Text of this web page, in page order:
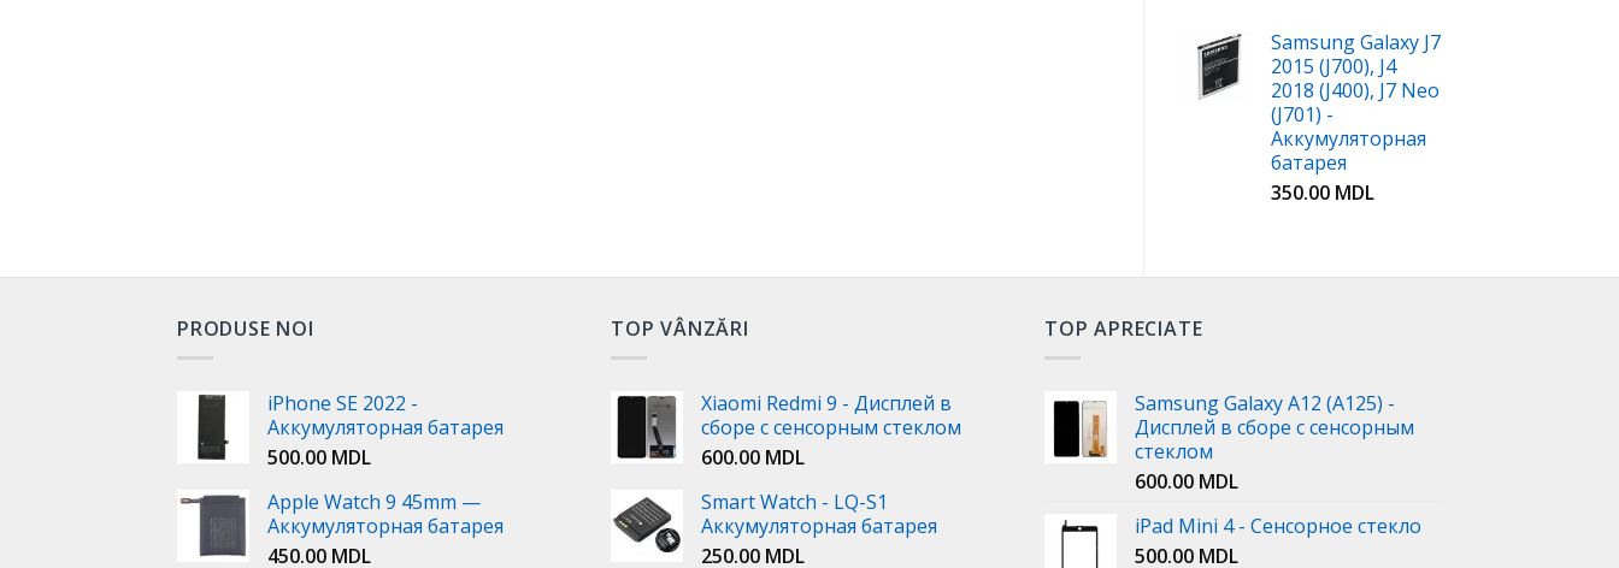
Samsung Galaxy J7
2015 (J700), J4
2018 (J400), J7 Neo
(J701) -
Аккумуляторная
батарея
350.00 MDL
PRODUSE NOI
iPhone SE 2022 -
Аккумуляторная батарея
500.00 MDL
Apple Watch 9 45mm —
Аккумуляторная батарея
450.00 MDL
TOP VÂNZĂRI
Xiaomi Redmi 9 - Дисплей в
сборе с сенсорным стеклом
600.00 MDL
Smart Watch - LQ-S1
Аккумуляторная батарея
250.00 MDL
TOP APRECIATE
Samsung Galaxy A12 (A125) -
Дисплей в сборе с сенсорным
стеклом
600.00 MDL
iPad Mini 4 - Сенсорное стекло
500.00 MDL